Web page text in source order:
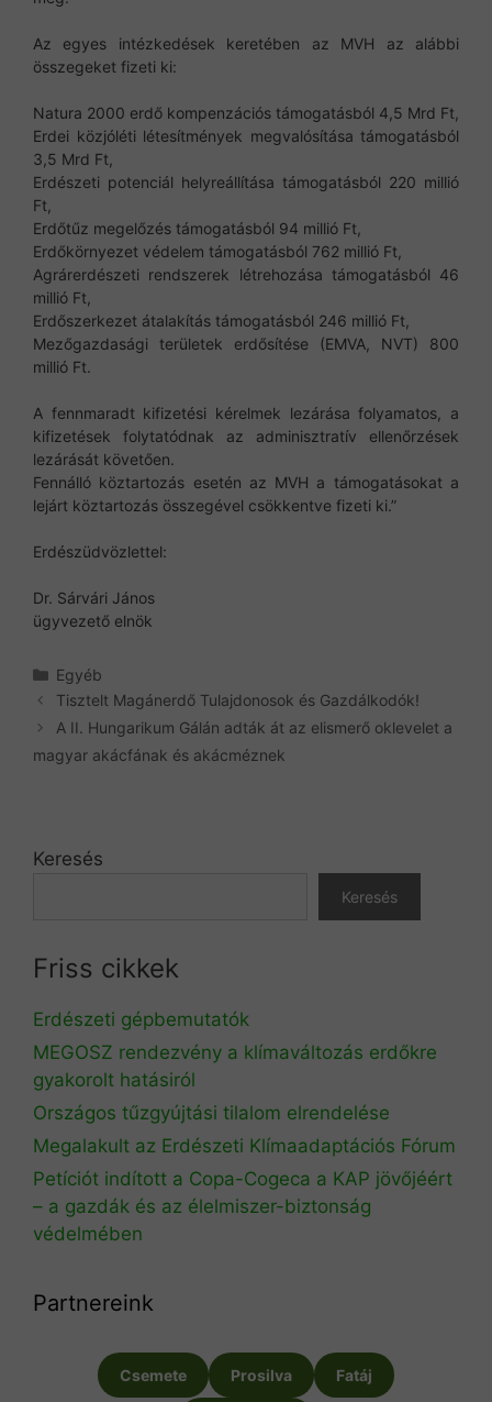
Az egyes intézkedések keretében az MVH az alábbi
összegeket fizeti ki:
Natura 2000 erdő kompenzációs támogatásból 4,5 Mrd Ft,
Erdei közjóléti létesítmények megvalósítása támogatásból
3,5 Mrd Ft,
Erdészeti potenciál helyreállítása támogatásból 220 millió
Ft,
Erdőtűz megelőzés támogatásból 94 millió Ft,
Erdőkörnyezet védelem támogatásból 762 millió Ft,
Agrárerdészeti rendszerek létrehozása támogatásból 46
millió Ft,
Erdőszerkezet átalakítás támogatásból 246 millió Ft,
Mezőgazdasági területek erdősítése (EMVA, NVT) 800
millió Ft.
A fennmaradt kifizetési kérelmek lezárása folyamatos, a
kifizetések folytatódnak az adminisztratív ellenőrzések
lezárását követően.
Fennálló köztartozás esetén az MVH a támogatásokat a
lejárt köztartozás összegével csökkentve fizeti ki.”
Erdészüdvözlettel:
Dr. Sárvári János
ügyvezető elnök
Kategória
Egyéb
Tisztelt Magánerdő Tulajdonosok és Gazdálkodók!
A II. Hungarikum Gálán adták át az elismerő oklevelet a
magyar akácfának és akácméznek
Keresés
Keresés
Friss cikkek
Erdészeti gépbemutatók
MEGOSZ rendezvény a klímaváltozás erdőkre
gyakorolt hatásiról
Országos tűzgyújtási tilalom elrendelése
Megalakult az Erdészeti Klímaadaptációs Fórum
Petíciót indított a Copa-Cogeca a KAP jövőjéért
– a gazdák és az élelmiszer-biztonság
védelmében
Partnereink
Csemete Prosilva Fatáj